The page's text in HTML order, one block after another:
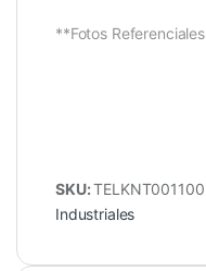
**Fotos Referenciales
SKU:TELKNT001100
Industriales